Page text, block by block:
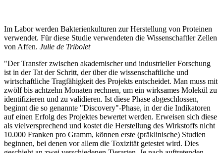
Im Labor werden Bakterienkulturen zur Herstellung von Proteinen
verwendet. Für diese Studie verwendeten die Wissenschaftler Zellen
von Affen. Julie de Tribolet
"Der Transfer zwischen akademischer und industrieller Forschung
ist in der Tat der Schritt, der über die wissenschaftliche und
wirtschaftliche Tragfähigkeit des Projekts entscheidet. Man muss mit
zwölf bis achtzehn Monaten rechnen, um ein wirksames Molekül zu
identifizieren und zu validieren. Ist diese Phase abgeschlossen,
beginnt die so genannte "Discovery"-Phase, in der die Indikatoren
auf einen Erfolg des Projektes bewertet werden. Erweisen sich diese
als vielversprechend und kostet die Herstellung des Wirkstoffs nicht
10.000 Franken pro Gramm, können erste (präklinische) Studien
beginnen, bei denen vor allem die Toxizität getestet wird. Dies